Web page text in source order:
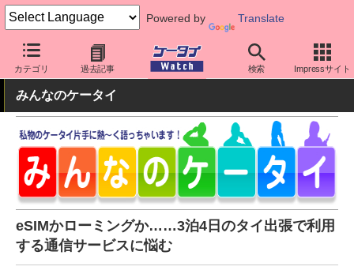
Powered by Translate
カテゴリ 過去記事 検索 Impressサイト
ケータイ Watch アプリ・サービス
みんなのケータイ
eSIMかローミングか……3泊4日のタイ出張で利用
する通信サービスに悩む